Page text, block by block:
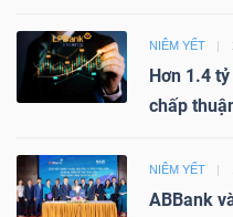
NIÊM YẾT
Hơn 1.4
chấp
NIÊM YẾT
ABBank